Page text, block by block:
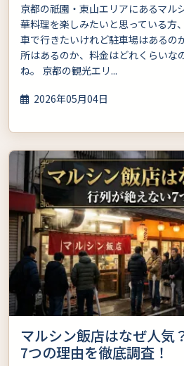
京都の祇園・東山エリアにあるマル
華料理を楽しみたいと思っている方
車で行きたいけれど駐車場はあるの
所はあるのか、料金はどれくらいな
ね。 京都の観光エリ...
2026年05月04日
マルシン飯店はなぜ人気
7つの理由を徹底調査！